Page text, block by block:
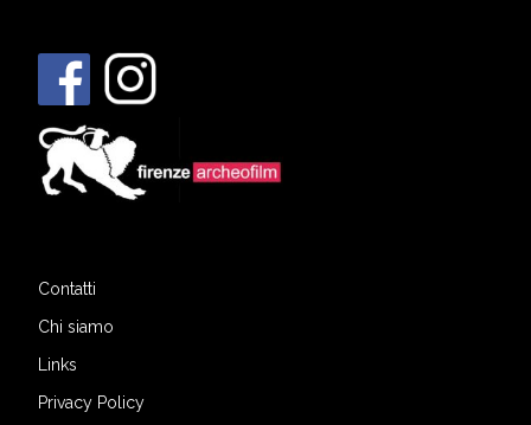
Contatti
Chi siamo
Links
Privacy Policy